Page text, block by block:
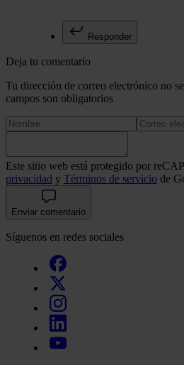
Responder
Deja tu comentario
Tu dirección de correo electrónico no
campos son obligatorios
Este sitio web está protegido por
privacidad y Términos de servicio de
Enviar comentario
Síguenos en redes sociales